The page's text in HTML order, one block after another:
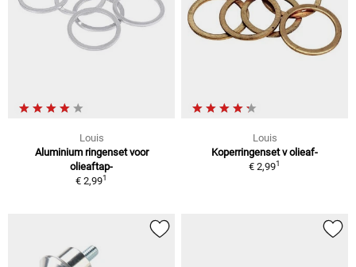
Louis
Aluminium ringenset voor
olieaftap-
€ 2,991
Louis
Koperringenset v olieaf-
€ 2,991